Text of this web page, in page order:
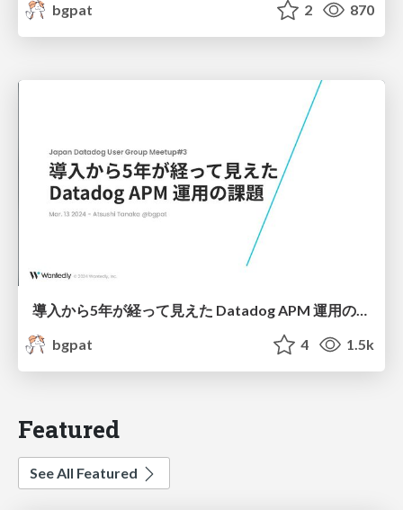
bgpat
2 870
導入から5年が経って見えた Datadog APM 運用の課題
bgpat
4 1.5k
Featured
See All Featured